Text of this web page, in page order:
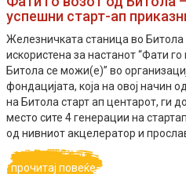
успешни старт-ап
Железничката станица во
искористена за настанот “Фати
Битола се можи(е)” во
фондацијата, која на овој начин
на Битола старт ап центарот, ги
место сите 4 генерации на
од нивниот акцелератор и
прочитај повеќе